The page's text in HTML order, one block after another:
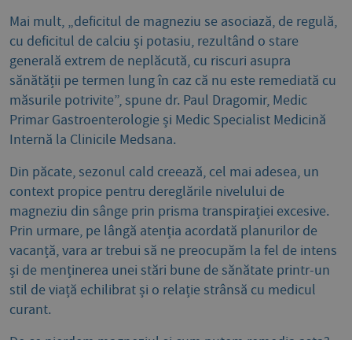
Mai mult, „deficitul de magneziu se asociază, de regulă,
cu deficitul de calciu și potasiu, rezultând o stare
generală extrem de neplăcută, cu riscuri asupra
sănătății pe termen lung în caz că nu este remediată cu
măsurile potrivite”, spune dr. Paul Dragomir, Medic
Primar Gastroenterologie și Medic Specialist Medicină
Internă la Clinicile Medsana.
Din păcate, sezonul cald creează, cel mai adesea, un
context propice pentru dereglările nivelului de
magneziu din sânge prin prisma transpirației excesive.
Prin urmare, pe lângă atenția acordată planurilor de
vacanță, vara ar trebui să ne preocupăm la fel de intens
și de menținerea unei stări bune de sănătate printr-un
stil de viață echilibrat și o relație strânsă cu medicul
curant.